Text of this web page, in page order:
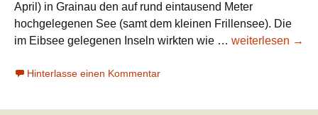
April) in Grainau den auf rund eintausend Meter
hochgelegenen See (samt dem kleinen Frillensee). Die
im Eibsee gelegenen Inseln wirkten wie … Grainau
weiterlesen →
Hinterlasse einen Kommentar